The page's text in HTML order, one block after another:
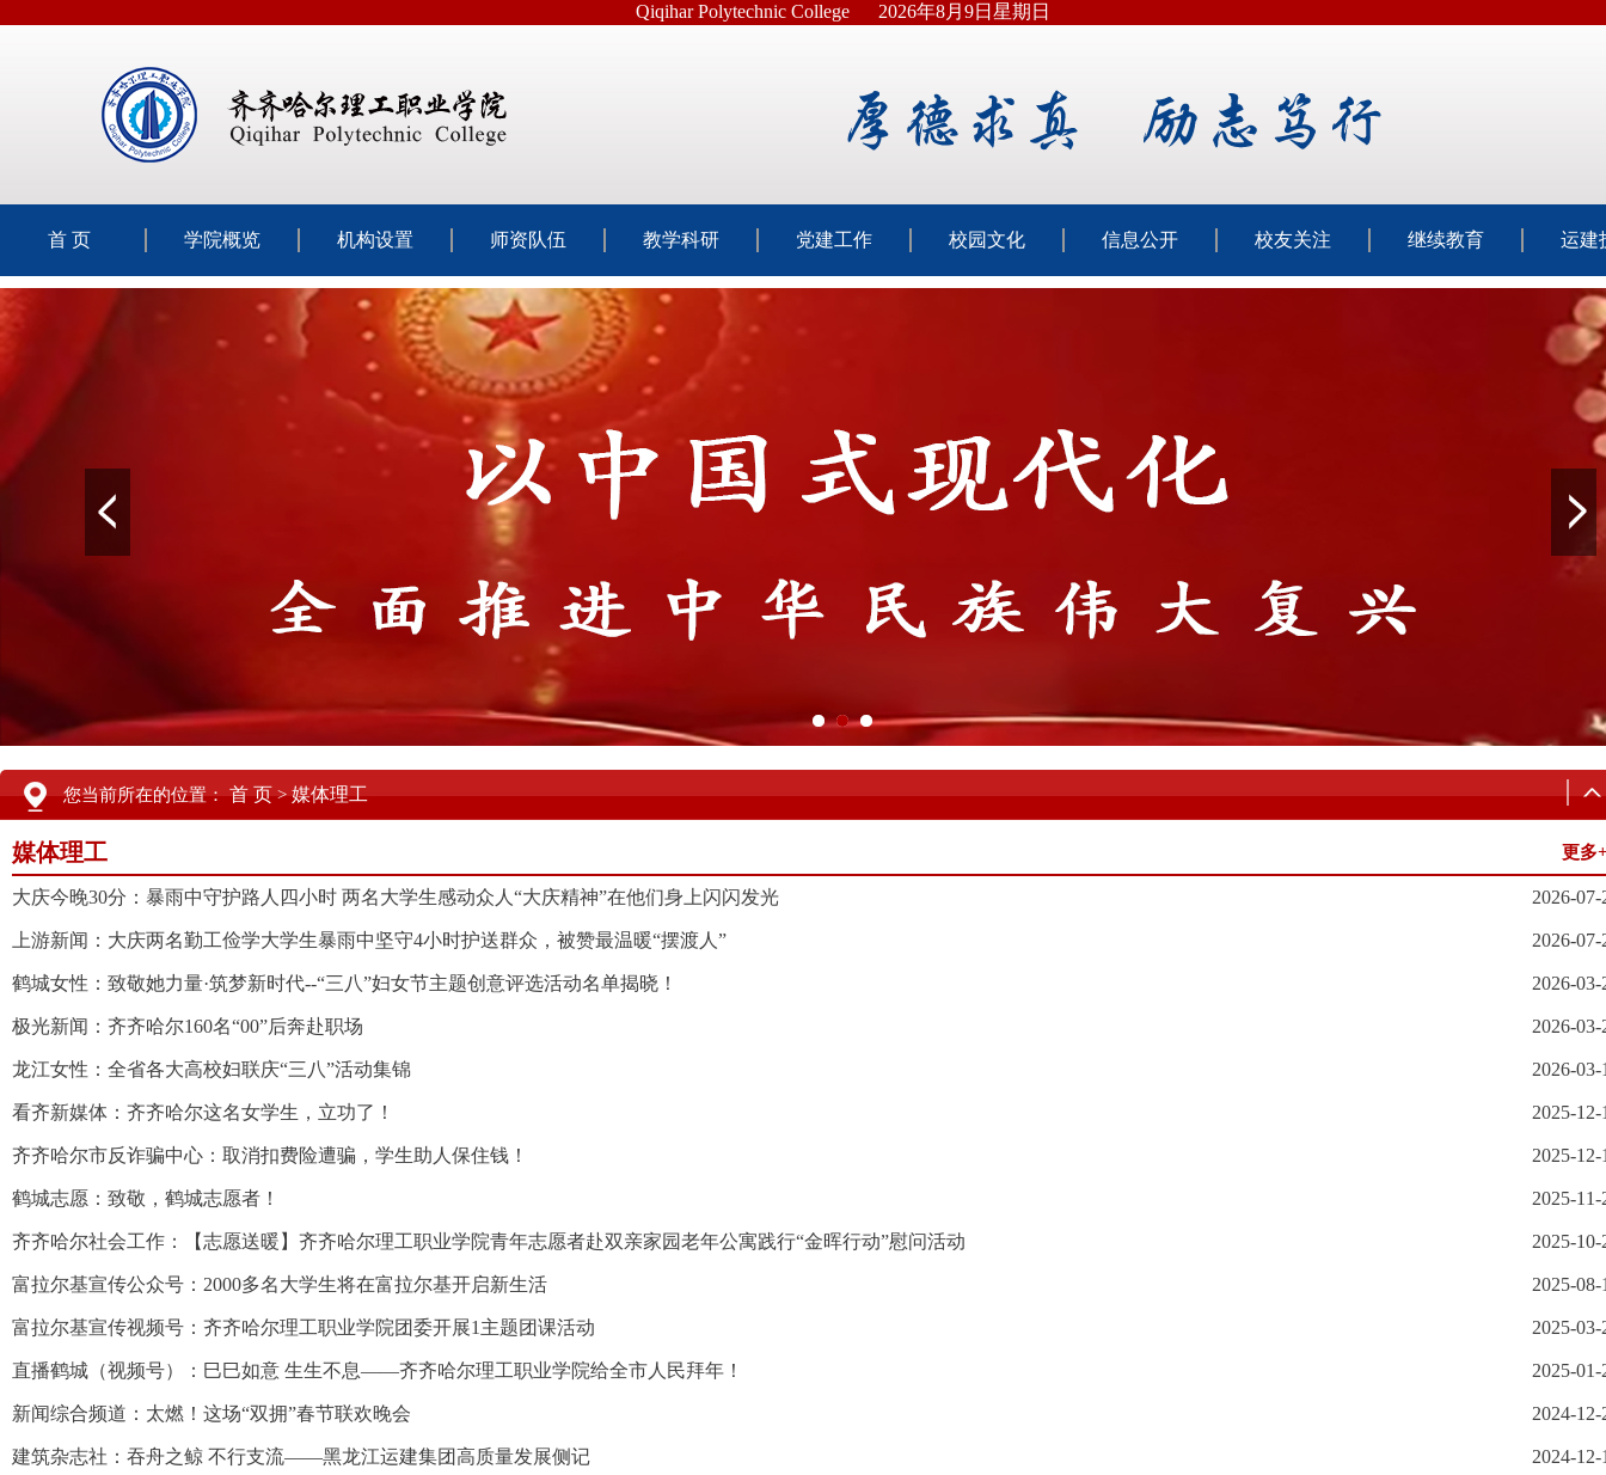
Qiqihar Polytechnic College 2026年8月9日星期日
首 页 学院概览 机构设置 师资队伍 教学科研 党建工作 校园文化 信息公开 校友关注 继续教育 运建
您当前所在的位置：首 页>媒体理工
媒体理工 更多
大庆今晚30分：暴雨中守护路人四小时 两名大学生感动众人“大庆精神”在他们身上闪闪发光 2026-07-
上游新闻：大庆两名勤工俭学大学生暴雨中坚守4小时护送群众，被赞最温暖“摆渡人” 2026-07-
鹤城女性：致敬她力量·筑梦新时代--“三八”妇女节主题创意评选活动名单揭晓！ 2026-03-
极光新闻：齐齐哈尔160名“00”后奔赴职场 2026-03-
龙江女性：全省各大高校妇联庆“三八”活动集锦 2026-03-
看齐新媒体：齐齐哈尔这名女学生，立功了！ 2025-12-
齐齐哈尔市反诈骗中心：取消扣费险遭骗，学生助人保住钱！ 2025-12-
鹤城志愿：致敬，鹤城志愿者！ 2025-11-
齐齐哈尔社会工作：【志愿送暖】齐齐哈尔理工职业学院青年志愿者赴双亲家园老年公寓践行“金晖行动”慰问活动 2025-10-
富拉尔基宣传公众号：2000多名大学生将在富拉尔基开启新生活 2025-08-
富拉尔基宣传视频号：齐齐哈尔理工职业学院团委开展1主题团课活动 2025-03-
直播鹤城（视频号）：巳巳如意 生生不息——齐齐哈尔理工职业学院给全市人民拜年！ 2025-01-
新闻综合频道：太燃！这场“双拥”春节联欢晚会 2024-12-
建筑杂志社：吞舟之鲸 不行支流——黑龙江运建集团高质量发展侧记 2024-12-